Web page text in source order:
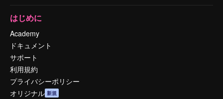
はじめに
Academy
ドキュメント
サポート
利用規約
プライバシーポリシー
オリジナル 新規